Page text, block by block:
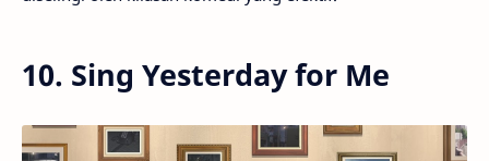
10. Sing Yesterday for Me